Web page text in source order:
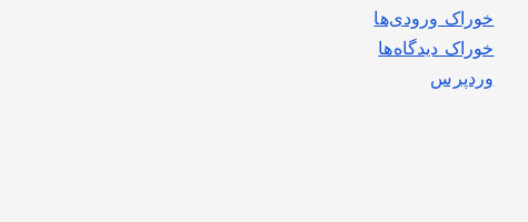
خوراک ورودی‌ها
خوراک دیدگاه‌ها
وردپرس